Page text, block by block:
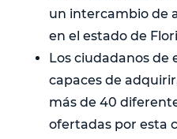
un intercambio de
en el estado de
Los ciudadanos de
capaces de
más de 40
ofertadas por esta